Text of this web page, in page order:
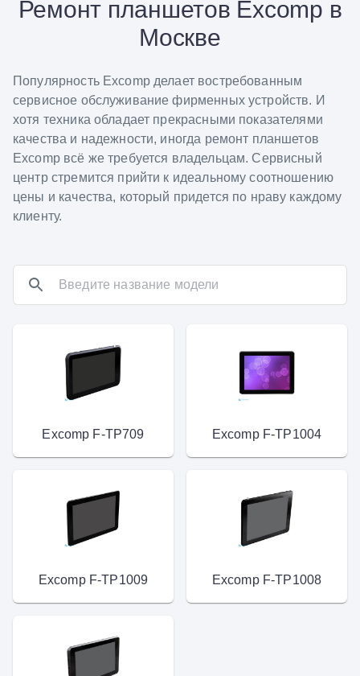
Ремонт планшетов Excomp в
Москве
Популярность Excomp делает востребованным
сервисное обслуживание фирменных устройств. И
хотя техника обладает прекрасными показателями
качества и надежности, иногда ремонт планшетов
Excomp всё же требуется владельцам. Сервисный
центр стремится прийти к идеальному соотношению
цены и качества, который придется по нраву каждому
клиенту.
Excomp F-TP709 Excomp F-TP1004
Excomp F-TP1009 Excomp F-TP1008